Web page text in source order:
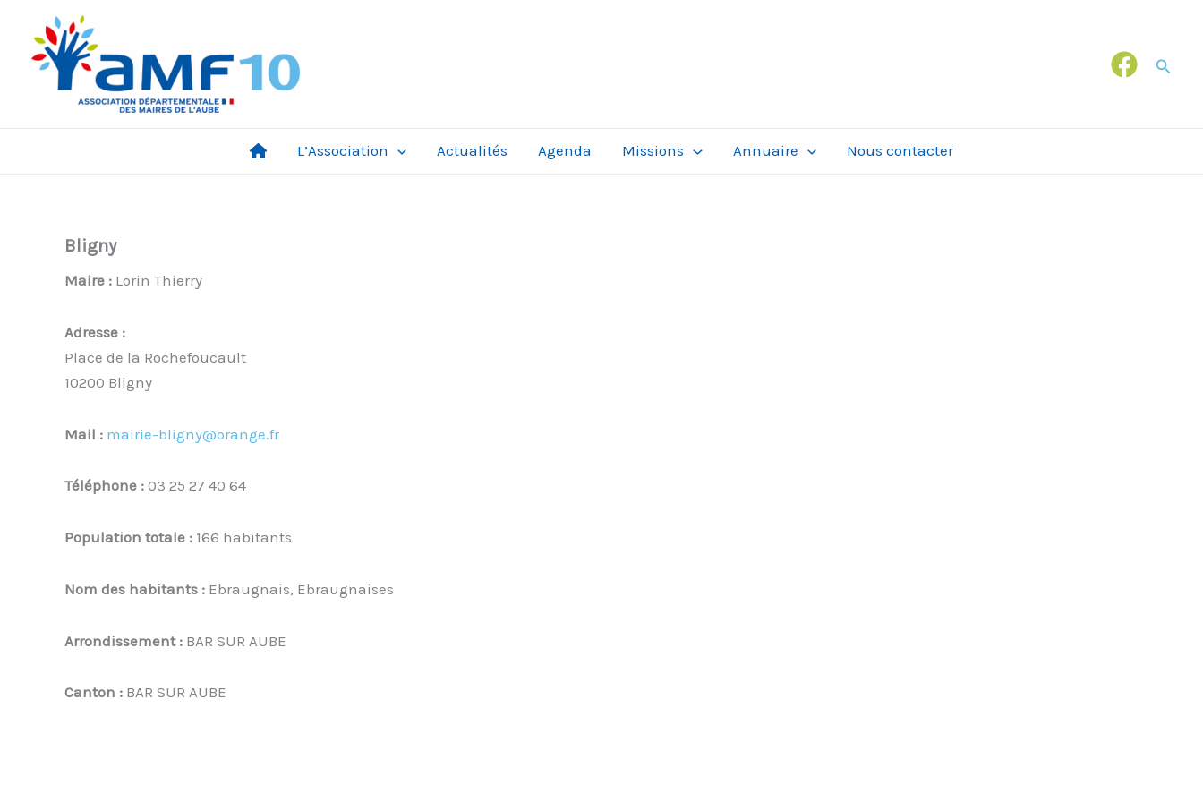
contenu
L’Association Actualités Agenda Missions Annuaire Nous contacter
Bligny
Maire : Lorin Thierry
Adresse :
Place de la Rochefoucault
10200 Bligny
Mail : mairie-bligny@orange.fr
Téléphone : 03 25 27 40 64
Population totale : 166 habitants
Nom des habitants : Ebraugnais, Ebraugnaises
Arrondissement : BAR SUR AUBE
Canton : BAR SUR AUBE